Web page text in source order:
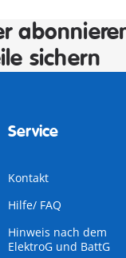
sichern
Service
Kontakt
Hilfe/ FAQ
Hinweis nach dem
ElektroG und BattG